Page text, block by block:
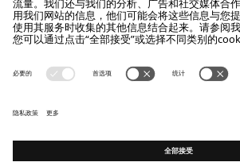
FLOU SPA
Vat: 00779080969
Phone: +39 0362 3731
Email:info@flou.it